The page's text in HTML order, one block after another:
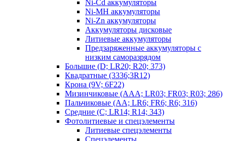
Ni-Cd аккумуляторы
Ni-MH аккумуляторы
Ni-Zn аккумуляторы
Аккумуляторы дисковые
Литиевые аккумуляторы
Предзаряженные аккумуляторы с
низким саморазрядом
Большие (D; LR20; R20; 373)
Квадратные (3336;3R12)
Крона (9V; 6F22)
Мизинчиковые (AAA; LR03; FR03; R03; 286)
Пальчиковые (AA; LR6; FR6; R6; 316)
Средние (C; LR14; R14; 343)
Фотолитиевые и спецэлементы
Литиевые спецэлементы
Спецэлементы